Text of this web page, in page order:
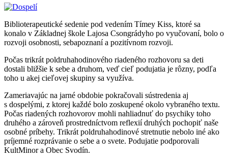
Biblioterapeutické sedenie pod vedením Tímey Kiss, ktoré sa
konalo v Základnej škole Lajosa Csongrádyho po vyučovaní, bolo o
rozvoji osobnosti, sebapoznaní a pozitívnom rozvoji.
Počas trikrát poldruhahodinového riadeného rozhovoru sa deti
dostali bližšie k sebe a druhom, veď cieľ podujatia je rôzny, podľa
toho u akej cieľovej skupiny sa využíva.
Zameriavajúc na jarné obdobie pokračovali sústredenia aj
s dospelými, z ktorej každé bolo zoskupené okolo vybraného textu.
Počas riadených rozhovorov mohli nahliadnuť do psychiky toho
druhého a zároveň prostredníctvom reflexií druhých pochopiť naše
osobné príbehy. Trikrát poldruhahodinové stretnutie nebolo iné ako
príjemné rozprávanie o sebe a o svete. Podujatie podporovali
KultMinor a Obec Svodín.